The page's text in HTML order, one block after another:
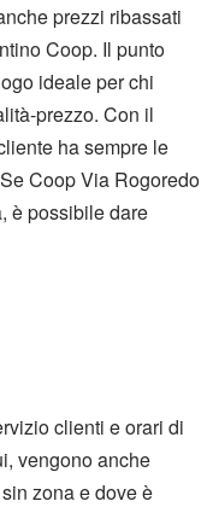
prezzi ribassati
Coop. Il punto
ideale per chi
prezzo. Con il
ha sempre le
Coop Via Rogoredo
è possibile dare
clienti e orari di
vengono anche
zona e dove è